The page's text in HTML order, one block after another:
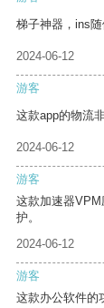
梯子神器，ins随
2024-06-12
游客
这款app的物流
2024-06-12
游客
这款加速器
护。
2024-06-12
游客
这款办公软件的